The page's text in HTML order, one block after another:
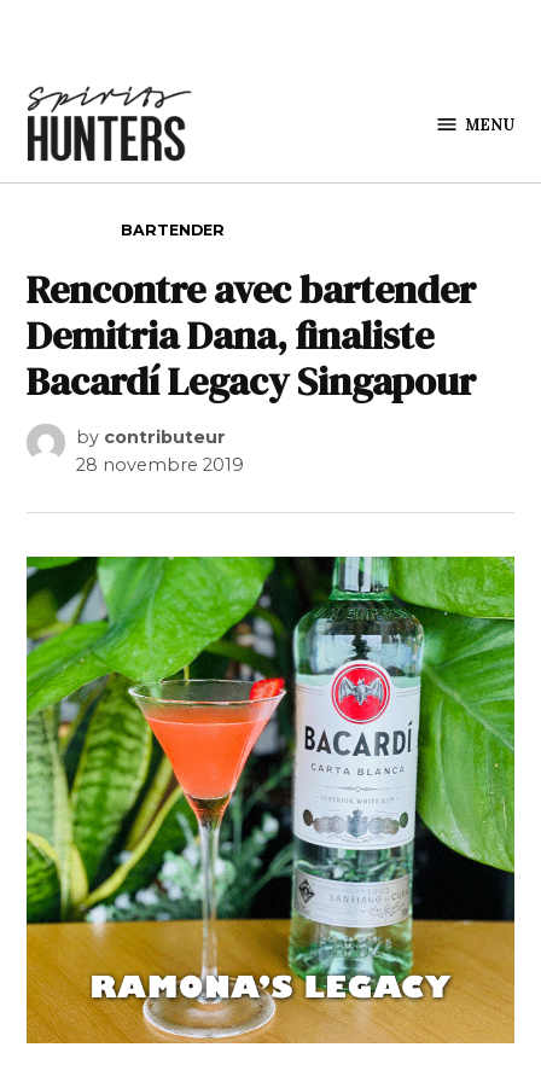
MENU
BARTENDER
Rencontre avec bartender
Demitria Dana, finaliste
Bacardí Legacy Singapour
by contributeur
28 novembre 2019